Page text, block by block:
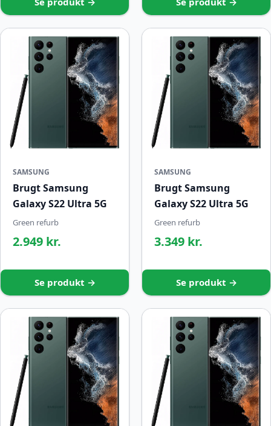
SAMSUNG
Brugt Samsung
Galaxy S22 Ultra 5G
Green refurb
2.949 kr.
Se produkt →
SAMSUNG
Brugt Samsung
Galaxy S22 Ultra 5G
Green refurb
3.349 kr.
Se produkt →